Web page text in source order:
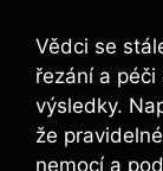
Vědci se
řezání a
výsledky.
že
nemocí a